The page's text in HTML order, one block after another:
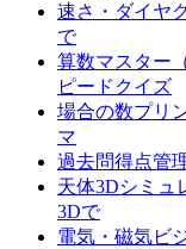
速さ・ダイヤ
で
算数マスター
ピードクイズ
場合の数プリ
マ
過去問得点管
天体3Dシミュ
3Dで
電気・磁気ビ